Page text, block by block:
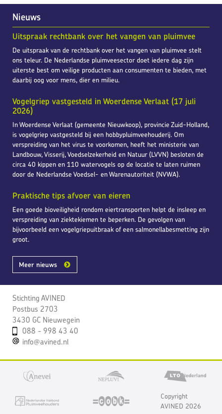
Nieuws
Uitspraak rechtbank over het vangen van pluimvee
De uitspraak van de rechtbank over het vangen van pluimvee stelt
ons teleur. De Nederlandse pluimveesector doet iedere dag zijn
uiterste best om veilige producten aan consumenten te bieden, met
daarbij oog voor mens, dier en milieu.
Vogelgriep vastgesteld in Woerdense Verlaat (17 juli
2026)
In Woerdense Verlaat (gemeente Nieuwkoop), provincie Zuid-Holland,
is vogelgriep vastgesteld bij een hobbypluimveehouderij. Om
verspreiding van het virus te voorkomen, heeft het ministerie van
Landbouw, Visserij, Voedselzekerheid en Natuur (LVVN) besloten de
circa 40 kippen en 110 watervogels op de locatie te laten ruimen
door de Nederlandse Voedsel- en Warenautoriteit (NVWA).
Praktische tips afvoer van eieren
Een goede bioveiligheid rondom eiertransporten helpt de insleep en
verspreiding van ziektekiemen te beperken. De gevolgen van
bijvoorbeeld een vogelgriepuitbraak of een salmonellabesmetting zijn
groot.
Meer nieuws
Stichting AVINED
Postbus 2703
3430 GC Nieuwegein
088 - 998 43 40
info@avined.nl
Copyright
AVINED 2026